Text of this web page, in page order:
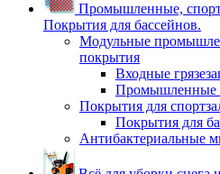
Промышленные,
Покрытия для бассейнов.
Модульные
покрытия
Входные
Промышленные
Покрытия для
Покрытия для
Антибактериальные